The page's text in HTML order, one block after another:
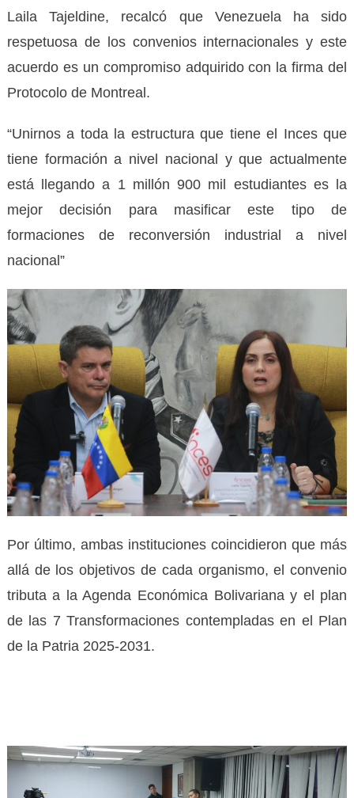
Laila Tajeldine, recalcó que Venezuela ha sido
respetuosa de los convenios internacionales y este
acuerdo es un compromiso adquirido con la firma del
Protocolo de Montreal.
“Unirnos a toda la estructura que tiene el Inces que
tiene formación a nivel nacional y que actualmente
está llegando a 1 millón 900 mil estudiantes es la
mejor decisión para masificar este tipo de
formaciones de reconversión industrial a nivel
nacional”
Por último, ambas instituciones coincidieron que más
allá de los objetivos de cada organismo, el convenio
tributa a la Agenda Económica Bolivariana y el plan
de las 7 Transformaciones contempladas en el Plan
de la Patria 2025-2031.